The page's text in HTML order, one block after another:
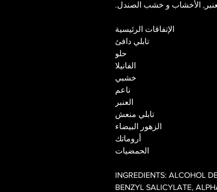
الأخشاب و خشب الصندل.
الإتفاقات الرئيسية
تابلي دافئ
حلو
الفانيلا
خشبي
ناعم
العنبر
تابلي منعش
الزهور البيضاء
أروماتك
الحمضيات
INGREDIENTS: ALCOHOL
BENZYL SALICYLATE,